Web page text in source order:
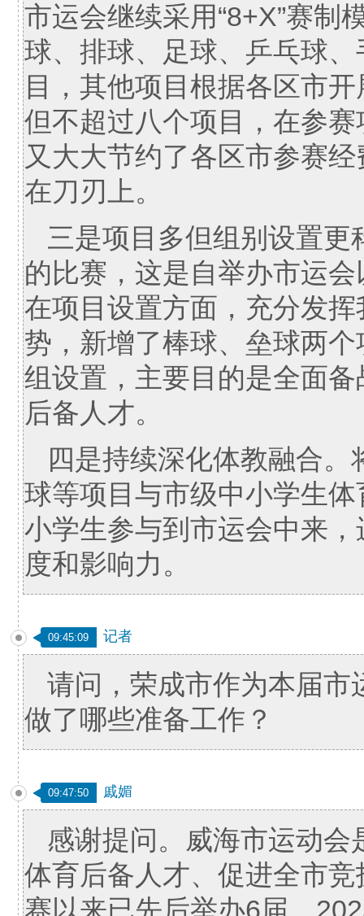
市运会继续采用“8+X”赛制
球、排球、足球、乒乓球
目，其他项目根据各区市
但不超过八个项目，在参
又大大节约了各区市参赛
在刀刃上。
三是项目多但组别设置
的比赛，这是自举办市运
在项目设置方面，充分发
势，新增了棒球、垒球两
组设置，主要目的是全面
后备人才。
四是持续深化体教融合
球等项目与市级中小学生
小学生参与到市运会中来
度和影响力。
09:45:09 记者
请问，荣成市作为本届市
做了哪些准备工作？
09:47:50 戚媚
感谢提问。威海市运动
体育后备人才、促进全市
赛以来已先后举办6届，